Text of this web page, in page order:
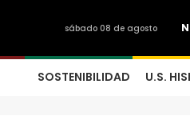
sábado 08 de agosto
SOSTENIBILIDAD U.S.